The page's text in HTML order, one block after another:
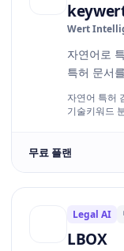
Wert
자연어로
특허 문서
자연어 특허
기술키워드
무료 플랜
Legal AI
LBOX